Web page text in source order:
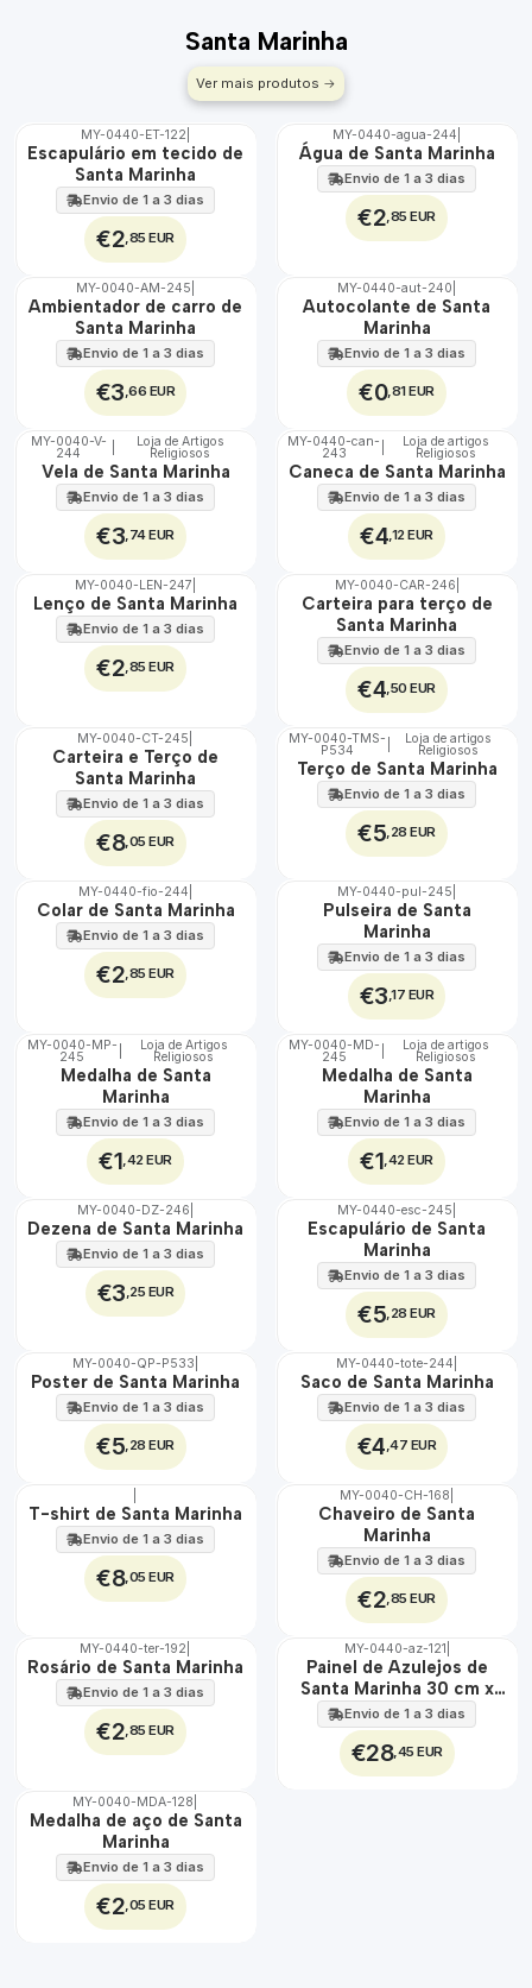
Santa Marinha
Ver mais produtos
🇵🇹
100%
ÁGUA
MY-0440-ET-122
Escapulário em tecido de
Santa Marinha
Envio de 1 a 3 dias
€2,85 EUR
🇵🇹
100%
MY-0440-agua-244
Água de Santa Marinha
Envio de 1 a 3 dias
€2,85 EUR
🇵🇹
MY-0040-AM-245
Ambientador de carro de
Santa Marinha
Envio de 1 a 3 dias
€3,66 EUR
🇵🇹
MY-0440-aut-240
Autocolante de Santa
Marinha
Envio de 1 a 3 dias
€0,81 EUR
🇵🇹
100%
MY-0040-V-
244
Loja de Artigos
Religiosos
Vela de Santa Marinha
Envio de 1 a 3 dias
€3,74 EUR
🇵🇹
100%
MY-0440-can-
243
Loja de artigos
Religiosos
Caneca de Santa Marinha
Envio de 1 a 3 dias
€4,12 EUR
🇵🇹
100%
MY-0040-LEN-247
Lenço de Santa Marinha
Envio de 1 a 3 dias
€2,85 EUR
🇵🇹
MY-0040-CAR-246
Carteira para terço de
Santa Marinha
Envio de 1 a 3 dias
€4,50 EUR
🇵🇹
MY-0040-CT-245
Carteira e Terço de
Santa Marinha
Envio de 1 a 3 dias
€8,05 EUR
🇵🇹
100%
MY-0040-TMS-
P534
Loja de artigos
Religiosos
Terço de Santa Marinha
Envio de 1 a 3 dias
€5,28 EUR
🇵🇹
100%
MY-0440-fio-244
Colar de Santa Marinha
Envio de 1 a 3 dias
€2,85 EUR
🇵🇹
MY-0440-pul-245
Pulseira de Santa
Marinha
Envio de 1 a 3 dias
€3,17 EUR
🇵🇹
100%
MY-0040-MP-
245
Loja de Artigos
Religiosos
Medalha de Santa
Marinha
Envio de 1 a 3 dias
€1,42 EUR
🇵🇹
100%
MY-0040-MD-
245
Loja de artigos
Religiosos
Medalha de Santa
Marinha
Envio de 1 a 3 dias
€1,42 EUR
🇵🇹
100%
MY-0040-DZ-246
Dezena de Santa Marinha
Envio de 1 a 3 dias
€3,25 EUR
🇵🇹
MY-0440-esc-245
Escapulário de Santa
Marinha
Envio de 1 a 3 dias
€5,28 EUR
🇵🇹
100%
MY-0040-QP-P533
Poster de Santa Marinha
Envio de 1 a 3 dias
€5,28 EUR
🇵🇹
100%
MY-0440-tote-244
Saco de Santa Marinha
Envio de 1 a 3 dias
€4,47 EUR
🇵🇹
100%
T-shirt de Santa Marinha
Envio de 1 a 3 dias
€8,05 EUR
🇵🇹
MY-0040-CH-168
Chaveiro de Santa
Marinha
Envio de 1 a 3 dias
€2,85 EUR
🇵🇹
100%
MY-0440-ter-192
Rosário de Santa Marinha
Envio de 1 a 3 dias
€2,85 EUR
🇵🇹
100%
EXT.
MY-0440-az-121
Painel de Azulejos de
Santa Marinha 30 cm x
45 cm
Envio de 1 a 3 dias
€28,45 EUR
🇵🇹
ÁGUA
MY-0040-MDA-128
Medalha de aço de Santa
Marinha
Envio de 1 a 3 dias
€2,05 EUR